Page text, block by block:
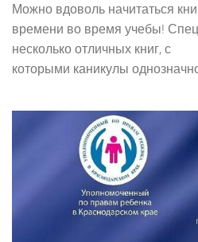
Можно вдоволь начитаться
времени во время учебы!
несколько отличных книг, с
которыми каникулы